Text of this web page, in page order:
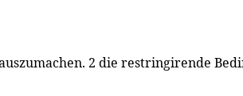
2 die restringirende